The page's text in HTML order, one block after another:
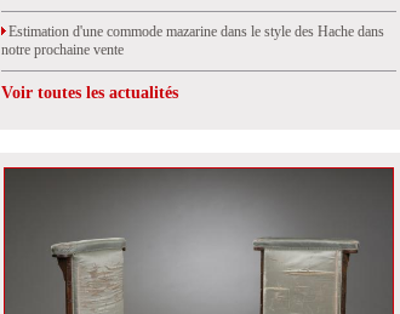
Estimation d'une commode mazarine dans le style des Hache dans
notre prochaine vente
Voir toutes les actualités